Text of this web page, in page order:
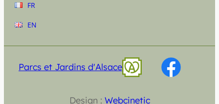
FR
EN
Parcs et Jardins d'Alsace
Design : Webcinetic